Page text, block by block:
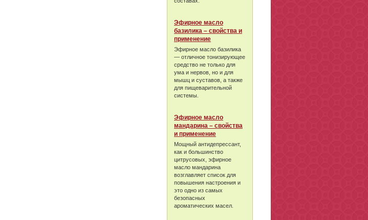
Эфирное масло
базилика – свойства и
применение
Эфирное масло базилика
— отличное тонизирующее
средство не только для
ума и нервов, но и для
мышц и суставов, а также
для пищеварительной
системы.
Эфирное масло
мандарина – свойства
и применение
Мощный антидепрессант,
как и большинство
цитрусовых, эфирное
масло мандарина
возглавляет список для
повышения настроения и
это одно из самых
безопасных
ароматических масел.